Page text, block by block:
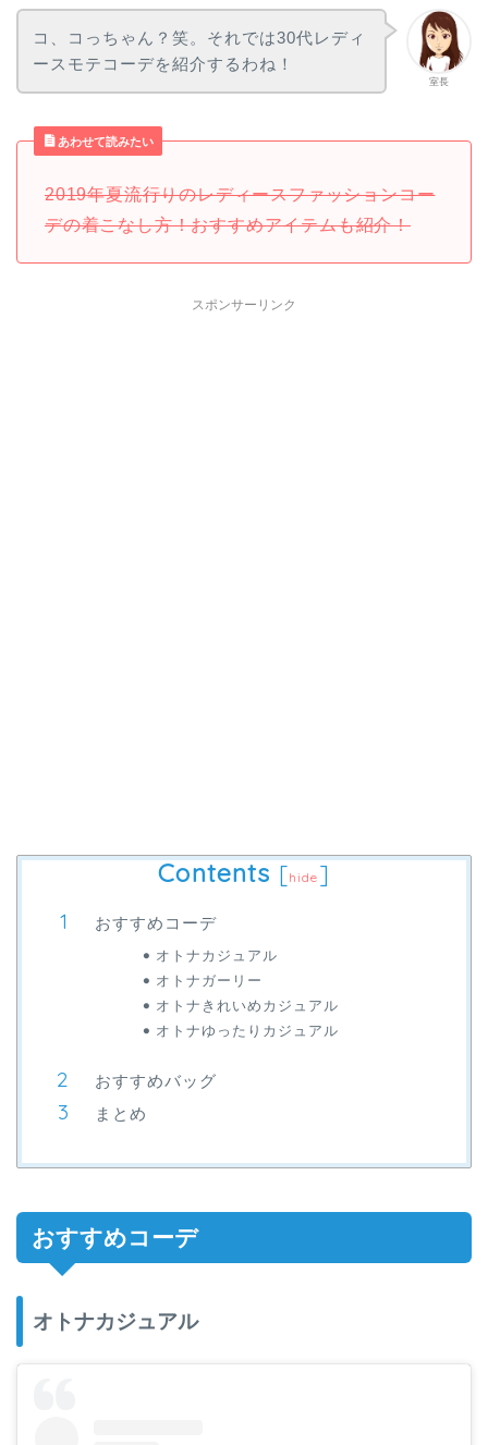
室長
コ、コっちゃん？笑。それでは30代レディ
ースモテコーデを紹介するわね！
あわせて読みたい
2019年夏流行りのレディースファッションコー
デの着こなし方！おすすめアイテムも紹介！
スポンサーリンク
Contents [hide ]
おすすめコーデ
オトナカジュアル
オトナガーリー
オトナきれいめカジュアル
オトナゆったりカジュアル
おすすめバッグ
まとめ
おすすめコーデ
オトナカジュアル